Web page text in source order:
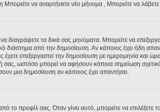
να αναρτήσετε νέο μήνυμα , Μπορείτε να
να διαγράψετε τα δικά σας μηνύματα. Μπορείτε να
διάστημα από την δημοσίευση. Αν κάποιος έχει ήδη
επεξεργαστεί την δημοσίευση με ημερομηνία και
σας, ωστόσο μπορεί να αφήσουν κάποια σημείωση
μια δημοσίευση αν κάποιος έχει απαντήσει.
το προφίλ σας. Όταν γίνει αυτό, μπορείτε να επιλέξετε